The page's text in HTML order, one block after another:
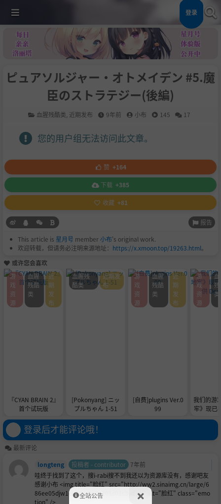
登录
ピュアソルジャー・オトメイデン #5.魔
臣のストラテジー(後編)
血腥残酷类 近期发布 9年前 小布 145 17
您的用户组无法访问此文章。
赞 +164
下载 +385
收藏 +81
报告
This article is 星月号 member小布's original work.
欢迎转载，但请务必注明来源地址： https://x.xmoon.top/19263.html。
或许您会喜欢
『CYAN BRAIN 2』
首个试玩版
游
戏
资
源
血腥
残酷
类
近
期
发
布
[Pokonyang] ニッ
プルちゃん 1-51
血腥残
酷类
近期发
布
[自费]plugins Ver.0
99
游
戏
资
源
血腥
残酷
类
近
期
发
布
我们的游
牢》现已
游
戏
资
源
类
登录后才能评论哦！
最新评论
longteng
投稿者 - contributor 7年前
哇终于找到了这个，搜i-rabi搜不到我还以为资源库没有，感谢吧友
感谢小布 <img title="脸红" src="http://ww2.sinaimg.cn/large/6
86ee05djw1eu8ijxc3p7g201c01c3yd.gif" alt="脸红" class="emo
tion" />
全站公告